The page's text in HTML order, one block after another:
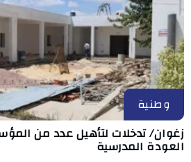
وطنية
زغوان/ تدخلات لتأهيل عدد من
العودة المدرسية